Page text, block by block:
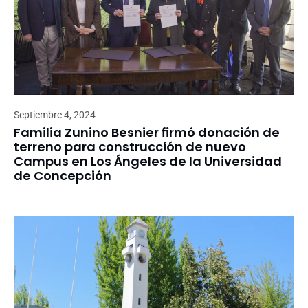
Septiembre 4, 2024
Familia Zunino Besnier firmó donación de
terreno para construcción de nuevo
Campus en Los Ángeles de la Universidad
de Concepción